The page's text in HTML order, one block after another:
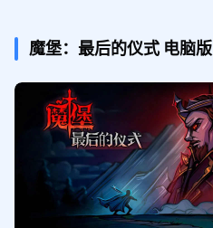
魔堡：最后的仪式 电脑版